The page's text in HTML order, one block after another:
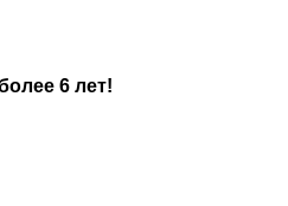
олее 6 лет!